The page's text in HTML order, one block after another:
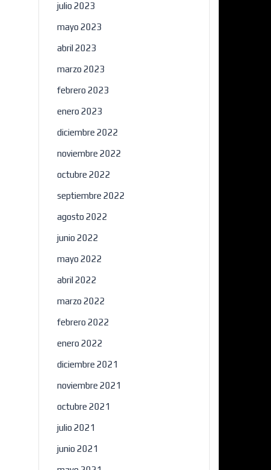
julio 2023
mayo 2023
abril 2023
marzo 2023
febrero 2023
enero 2023
diciembre 2022
noviembre 2022
octubre 2022
septiembre 2022
agosto 2022
junio 2022
mayo 2022
abril 2022
marzo 2022
febrero 2022
enero 2022
diciembre 2021
noviembre 2021
octubre 2021
julio 2021
junio 2021